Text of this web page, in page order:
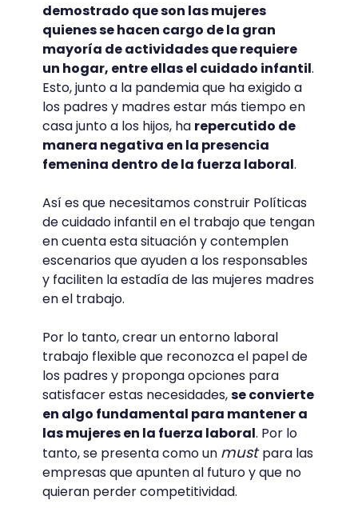
demostrado que son las mujeres
quienes se hacen cargo de la gran
mayoría de actividades que requiere
un hogar, entre ellas el cuidado infantil.
Esto, junto a la pandemia que ha exigido a
los padres y madres estar más tiempo en
casa junto a los hijos, ha repercutido de
manera negativa en la presencia
femenina dentro de la fuerza laboral.
Así es que necesitamos construir Políticas
de cuidado infantil en el trabajo que tengan
en cuenta esta situación y contemplen
escenarios que ayuden a los responsables
y faciliten la estadía de las mujeres madres
en el trabajo.
Por lo tanto, crear un entorno laboral
trabajo flexible que reconozca el papel de
los padres y proponga opciones para
satisfacer estas necesidades,se convierte
en algo fundamental para mantener a
las mujeres en la fuerza laboral. Por lo
tanto, se presenta como un mustpara las
empresas que apunten al futuro y que no
quieran perder competitividad.